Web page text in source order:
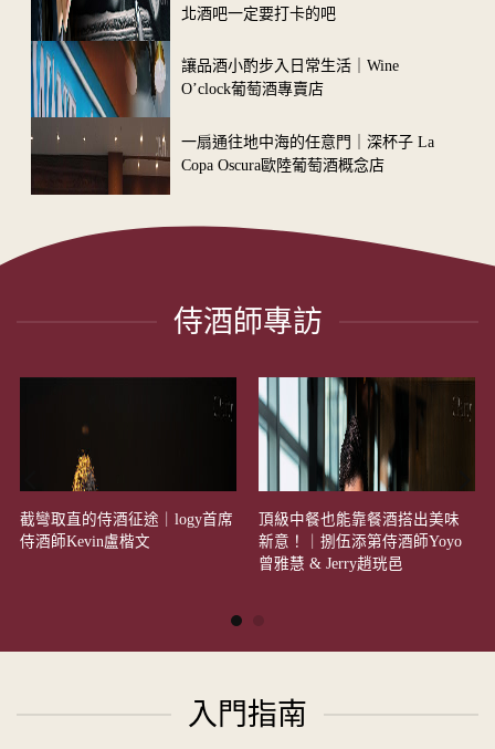
北酒吧一定要打卡的吧
讓品酒小酌步入日常生活｜Wine
O’clock葡萄酒專賣店
一扇通往地中海的任意門｜深杯子 La
Copa Oscura歐陸葡萄酒概念店
侍酒師專訪
截彎取直的侍酒征途｜logy首席
侍酒師Kevin盧楷文
頂級中餐也能靠餐酒搭出美味
新意！｜捌伍添第侍酒師Yoyo
曾雅慧 & Jerry趙珖邑
入門指南